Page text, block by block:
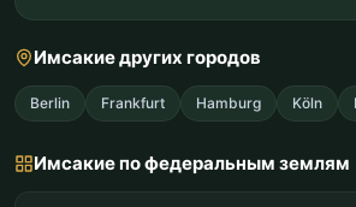
Имсакие других городов
Berlin Frankfurt Hamburg Köln
Имсакие по федеральным землям